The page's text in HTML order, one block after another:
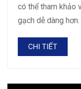
có thể tham khảo
gạch dễ dàng
CHI TIẾT